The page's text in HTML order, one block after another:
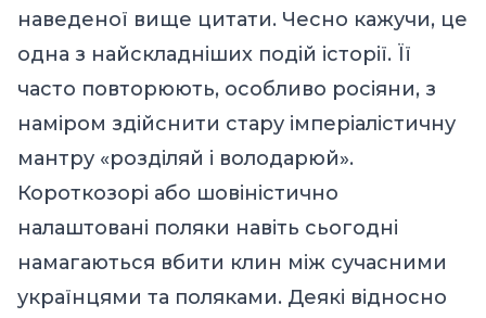
наведеної вище цитати. Чесно кажучи, це
одна з найскладніших подій історії. Її
часто повторюють, особливо росіяни, з
наміром здійснити стару імперіалістичну
мантру «розділяй і володарюй».
Короткозорі або шовіністично
налаштовані поляки навіть сьогодні
намагаються вбити клин між сучасними
українцями та поляками. Деякі відносно